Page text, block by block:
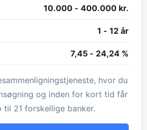
10.000 - 400.000 kr.
1 - 12 år
7,45 - 24,24 %
hvor du
og inden for kort tid får
til 21 forskellige banker.